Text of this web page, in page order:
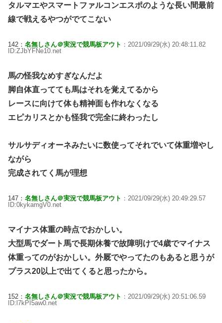
タルマエやスマートファルコンエスポのような長い間最前
線で戦えるやつがでてこない
142： 名無しさん＠実況で競馬板アウト ：2021/09/29(水) 20:48:11.82
ID:ZJbYFNe10.net
馬の怪我なめすぎなんだよ
脚自体直ってても馬はそれを覚えてるから
レースに向けて体も精神面も作れなくなる
エピカリスとかも怪我で完全に終わったし
サルサディオーネみたいに数使ってそれでいて体重増やし
ながら
完成されてく馬が理想
147： 名無しさん＠実況で競馬板アウト ：2021/09/29(水) 20:49:29.57
ID:0kykamgV0.net
マイナス体重の時点でおかしい。
大型馬でダート馬で長期休養で故障明けで4歳でマイナス
体重ってのがおかしい。外厩でやってたのもあると思うが
プラス20以上で出てくると思ったから。
152： 名無しさん＠実況で競馬板アウト ：2021/09/29(水) 20:51:06.59
ID:l7kPI5aw0.net